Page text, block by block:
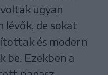
ugyan
lévők, de sokat
és modern
be. Ezekben a